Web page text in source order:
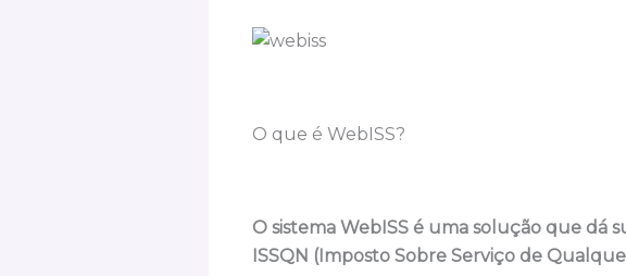
O que é WebISS?
O sistema WebISS é uma solução que
ISSQN (Imposto Sobre Serviço de